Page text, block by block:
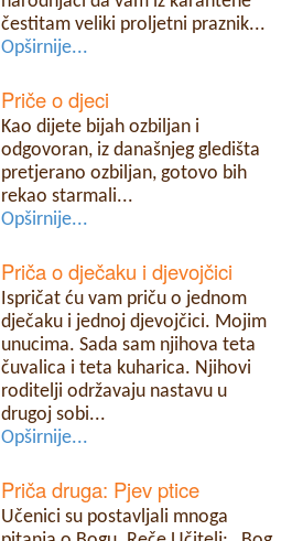
čestitam veliki proljetni praznik...
Opširnije...
Priče o djeci
Kao dijete bijah ozbiljan i
odgovoran, iz današnjeg gledišta
pretjerano ozbiljan, gotovo bih
rekao starmali...
Opširnije...
Priča o dječaku i djevojčici
Ispričat ću vam priču o jednom
dječaku i jednoj djevojčici. Mojim
unucima. Sada sam njihova teta
čuvalica i teta kuharica. Njihovi
roditelji održavaju nastavu u
drugoj sobi...
Opširnije...
Priča druga: Pjev ptice
Učenici su postavljali mnoga